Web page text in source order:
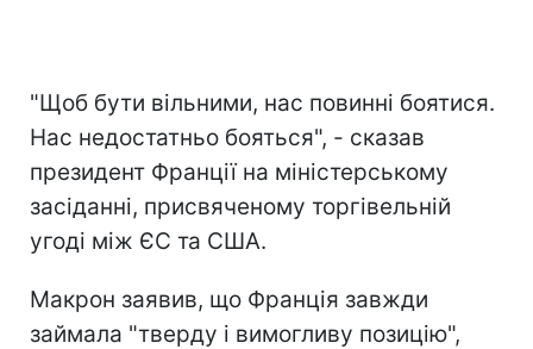
"Щоб бути вільними, нас повинні боятися.
Нас недостатньо бояться", - сказав
президент Франції на міністерському
засіданні, присвяченому торгівельній
угоді між ЄС та США.
Макрон заявив, що Франція завжди
займала "тверду і вимогливу позицію",